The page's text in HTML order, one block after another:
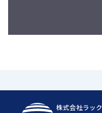
株式会社ラック